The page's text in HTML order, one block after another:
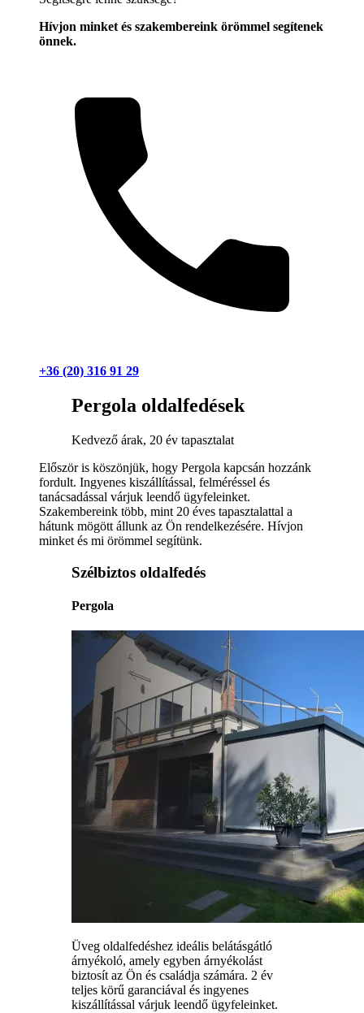
Hívjon minket és szakembereink örömmel segítenek
önnek.
+36 (20) 316 91 29
Pergola oldalfedések
Kedvező árak, 20 év tapasztalat
Először is köszönjük, hogy Pergola kapcsán hozzánk
fordult. Ingyenes kiszállítással, felméréssel és
tanácsadással várjuk leendő ügyfeleinket.
Szakembereink több, mint 20 éves tapasztalattal a
hátunk mögött állunk az Ön rendelkezésére. Hívjon
minket és mi örömmel segítünk.
Szélbiztos oldalfedés
Pergola
Üveg oldalfedéshez ideális belátásgátló
árnyékoló, amely egyben árnyékolást
biztosít az Ön és családja számára. 2 év
teljes körű garanciával és ingyenes
kiszállítással várjuk leendő ügyfeleinket.